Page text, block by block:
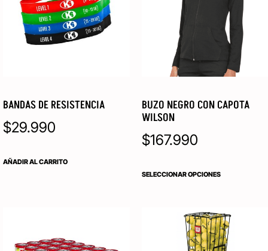
BANDAS DE RESISTENCIA
$29.990
AÑADIR AL CARRITO
BUZO NEGRO CON CAPOTA
WILSON
$167.990
SELECCIONAR OPCIONES